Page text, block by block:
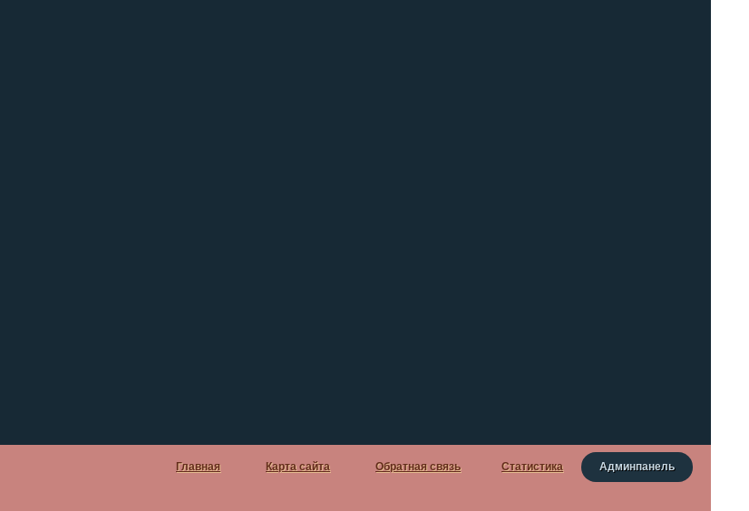
Админпанель
Статистика
Обратная связь
Карта сайта
Главная